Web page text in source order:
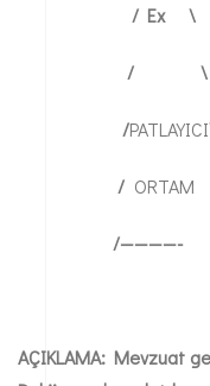
/ Ex \
/ \
/PATLAYICI
/ ORTAM
/————-
AÇIKLAMA: Mevzuat